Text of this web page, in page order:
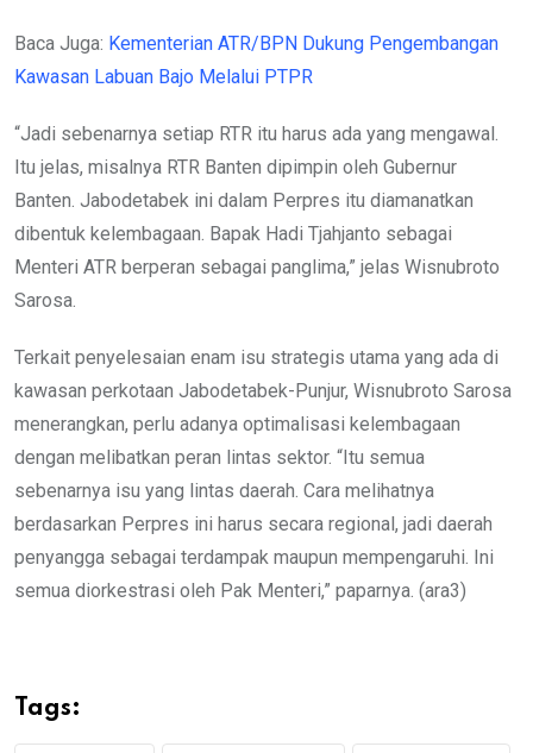
Baca Juga: Kementerian ATR/BPN Dukung Pengembangan
Kawasan Labuan Bajo Melalui PTPR
“Jadi sebenarnya setiap RTR itu harus ada yang mengawal.
Itu jelas, misalnya RTR Banten dipimpin oleh Gubernur
Banten. Jabodetabek ini dalam Perpres itu diamanatkan
dibentuk kelembagaan. Bapak Hadi Tjahjanto sebagai
Menteri ATR berperan sebagai panglima,” jelas Wisnubroto
Sarosa.
Terkait penyelesaian enam isu strategis utama yang ada di
kawasan perkotaan Jabodetabek-Punjur, Wisnubroto Sarosa
menerangkan, perlu adanya optimalisasi kelembagaan
dengan melibatkan peran lintas sektor. “Itu semua
sebenarnya isu yang lintas daerah. Cara melihatnya
berdasarkan Perpres ini harus secara regional, jadi daerah
penyangga sebagai terdampak maupun mempengaruhi. Ini
semua diorkestrasi oleh Pak Menteri,” paparnya. (ara3)
Tags: